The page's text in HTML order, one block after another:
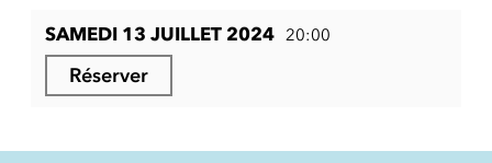
SAMEDI 13 JUILLET 2024 20:00
Réserver